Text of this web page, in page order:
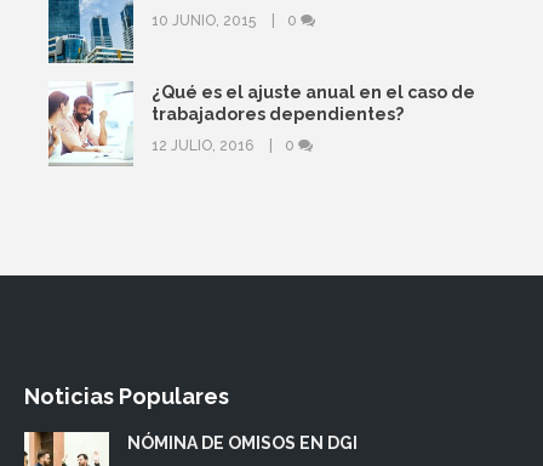
10 JUNIO, 2015 0
¿Qué es el ajuste anual en el caso de
trabajadores dependientes?
12 JULIO, 2016 0
Noticias Populares
NÓMINA DE OMISOS EN DGI